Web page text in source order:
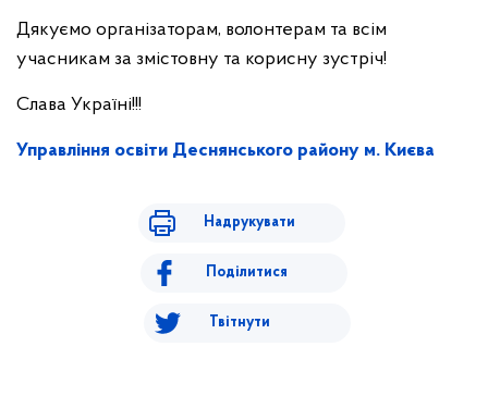
Дякуємо організаторам, волонтерам та всім
учасникам за змістовну та корисну зустріч!
Слава Україні!!!
Управління освіти Деснянського району м. Києва
Надрукувати
Поділитися
Твітнути